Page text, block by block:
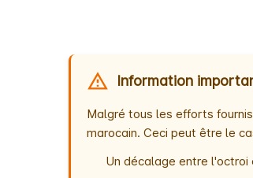
Information
Malgré tous les efforts
marocain. Ceci peut être le
Un décalage entre